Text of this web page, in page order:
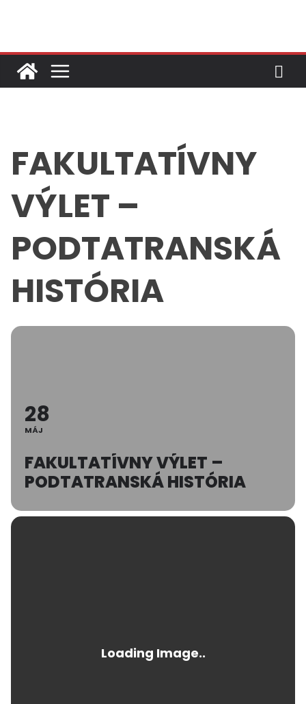
FAKULTATÍVNY
VÝLET –
PODTATRANSKÁ
HISTÓRIA
28
MÁJ
FAKULTATÍVNY VÝLET –
PODTATRANSKÁ HISTÓRIA